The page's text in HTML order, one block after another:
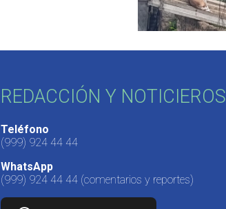
REDACCIÓN Y NOTICIEROS
Teléfono
(999) 924 44 44
WhatsApp
(999) 924 44 44 (comentarios y reportes)